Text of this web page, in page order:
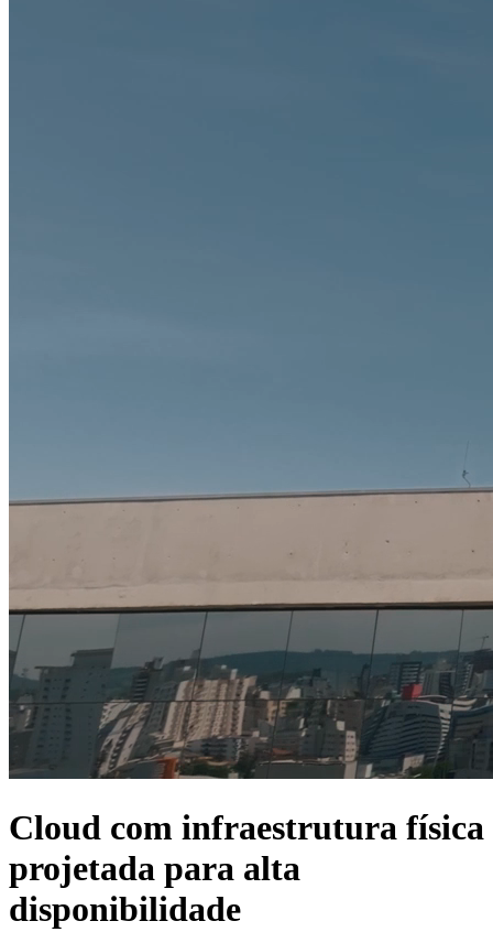
Cloud com infraestrutura física
projetada para alta
disponibilidade